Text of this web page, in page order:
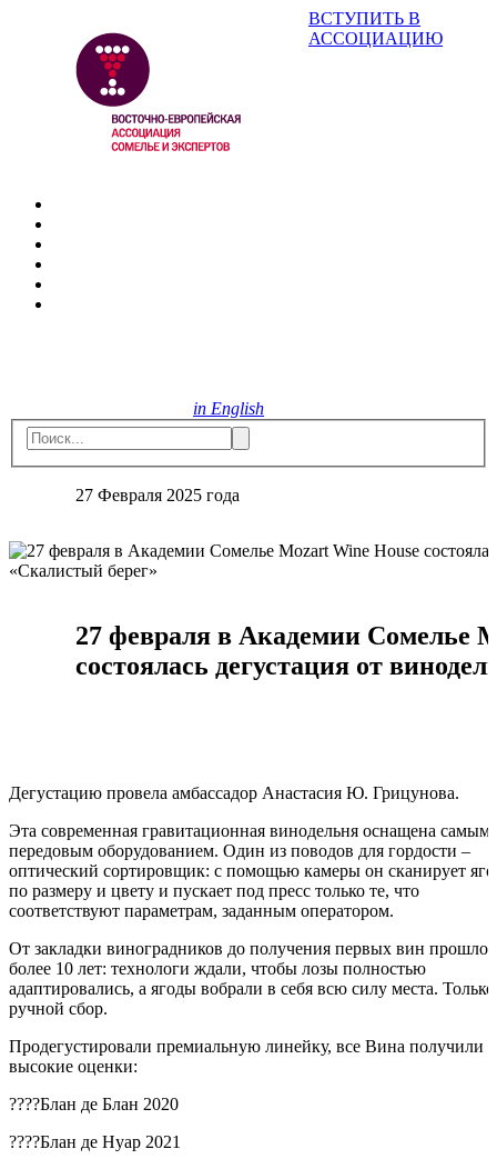
in English
ВСТУПИТЬ В
АССОЦИАЦИЮ
27 Февраля 2025 года
27 февраля в Академии Сомелье
состоялась дегустация от
Дегустацию провела амбассадор Анастасия Ю. Грицунова.
Эта современная гравитационная винодельня оснащена самым
передовым оборудованием. Один из поводов для гордости –
оптический сортировщик: с помощью камеры он сканирует
по размеру и цвету и пускает под пресс только те, что
соответствуют параметрам, заданным оператором.
От закладки виноградников до получения первых вин прошло
более 10 лет: технологи ждали, чтобы лозы полностью
адаптировались, а ягоды вобрали в себя всю силу места. Только
ручной сбор.
Продегустировали премиальную линейку, все Вина получили
высокие оценки:
????Блан де Блан 2020
????Блан де Нуар 2021